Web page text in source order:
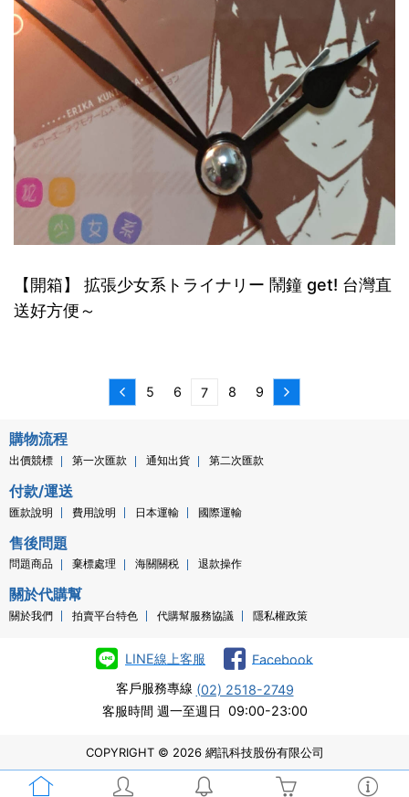
【開箱】 拡張少女系トライナリー 鬧鐘 get! 台灣直
送好方便～
5 6 7 8 9
購物流程
出價競標 第一次匯款 通知出貨 第二次匯款
付款/運送
匯款說明 費用說明 日本運輸 國際運輸
售後問題
問題商品 棄標處理 海關關税 退款操作
關於代購幫
關於我們 拍賣平台特色 代購幫服務協議 隱私權政策
LINE線上客服
Facebook
客戶服務專線 (02) 2518-2749
客服時間 週一至週日 09:00-23:00
COPYRIGHT © 2026 網訊科技股份有限公司